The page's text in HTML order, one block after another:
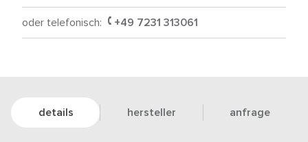
oder telefonisch: +49 7231 313061
details hersteller anfrage